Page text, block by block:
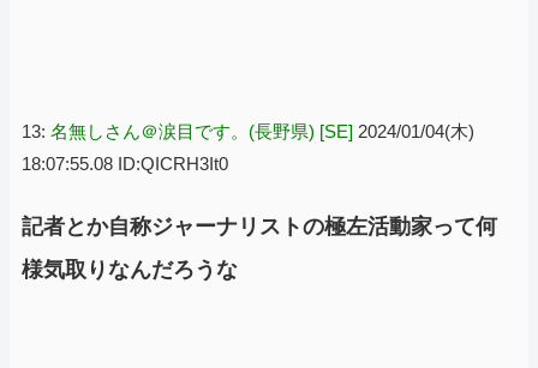
13: 名無しさん＠涙目です。(長野県) [SE] 2024/01/04(木)
18:07:55.08 ID:QICRH3It0
記者とか自称ジャーナリストの極左活動家って何
様気取りなんだろうな